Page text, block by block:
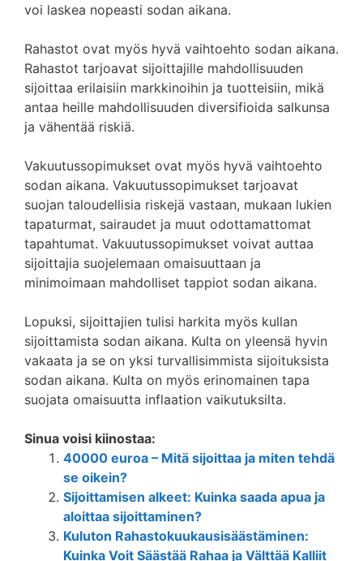
voi laskea nopeasti sodan aikana.
Rahastot ovat myös hyvä vaihtoehto sodan aikana.
Rahastot tarjoavat sijoittajille mahdollisuuden
sijoittaa erilaisiin markkinoihin ja tuotteisiin, mikä
antaa heille mahdollisuuden diversifioida salkunsa
ja vähentää riskiä.
Vakuutussopimukset ovat myös hyvä vaihtoehto
sodan aikana. Vakuutussopimukset tarjoavat
suojan taloudellisia riskejä vastaan, mukaan lukien
tapaturmat, sairaudet ja muut odottamattomat
tapahtumat. Vakuutussopimukset voivat auttaa
sijoittajia suojelemaan omaisuuttaan ja
minimoimaan mahdolliset tappiot sodan aikana.
Lopuksi, sijoittajien tulisi harkita myös kullan
sijoittamista sodan aikana. Kulta on yleensä hyvin
vakaata ja se on yksi turvallisimmista sijoituksista
sodan aikana. Kulta on myös erinomainen tapa
suojata omaisuutta inflaation vaikutuksilta.
Sinua voisi kiinostaa:
40000 euroa – Mitä sijoittaa ja miten tehdä
se oikein?
Sijoittamisen alkeet: Kuinka saada apua ja
aloittaa sijoittaminen?
Kuluton Rahastokuukausisäästäminen:
Kuinka Voit Säästää Rahaa ja Välttää Kalliit